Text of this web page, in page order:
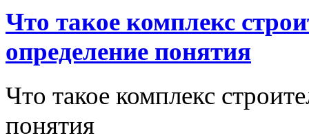
Что такое комплекс
определение понятия
Что такое комплекс
понятия